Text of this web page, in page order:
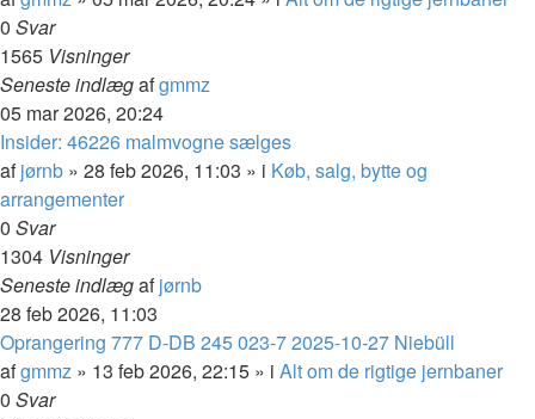
0 Svar
1565 Visninger
Seneste indlægafgmmz
05 mar 2026, 20:24
Insider: 46226 malmvogne sælges
afjørnb » 28 feb 2026, 11:03 » i Køb, salg, bytte og
arrangementer
0 Svar
1304 Visninger
Seneste indlægafjørnb
28 feb 2026, 11:03
Oprangering 777 D-DB 245 023-7 2025-10-27 Niebüll
afgmmz » 13 feb 2026, 22:15 » i Alt om de rigtige jernbaner
0 Svar